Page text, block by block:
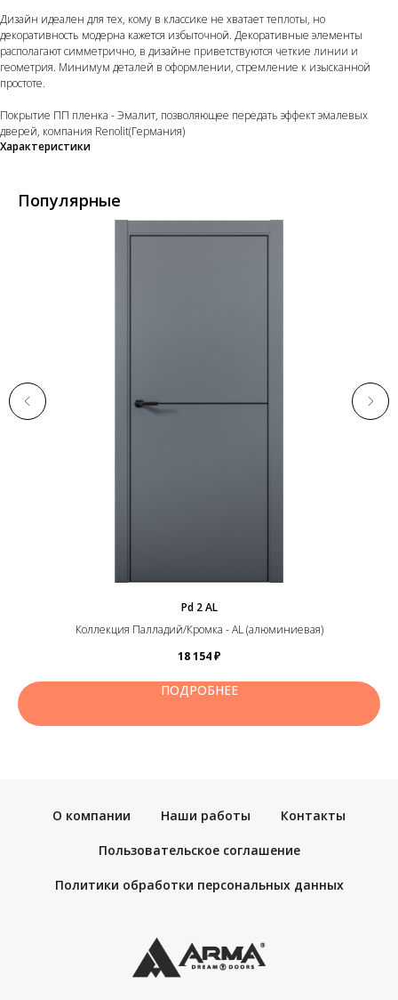
Дизайн идеален для тех, кому в классике не хватает теплоты, но
декоративность модерна кажется избыточной. Декоративные элементы
располагают симметрично, в дизайне приветствуются четкие линии и
геометрия. Минимум деталей в оформлении, стремление к изысканной
простоте.
Покрытие ПП пленка - Эмалит, позволяющее передать эффект эмалевых
дверей, компания Renolit(Германия)
Характеристики
Популярные
Pd 2 AL
Коллекция Палладий/Кромка - AL (алюминиевая)
18 154₽
ПОДРОБНЕЕ
О компании Наши работы Контакты
Пользовательское соглашение
Политики обработки персональных данных